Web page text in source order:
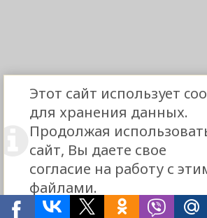
Этот сайт использует
для хранения данных.
Продолжая
сайт, Вы даете свое
согласие на работу с
файлами.